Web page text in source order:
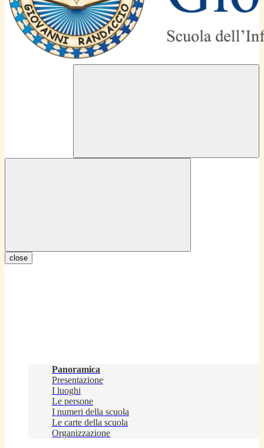
close
Panoramica
Presentazione
I luoghi
Le persone
I numeri della scuola
Le carte della scuola
Organizzazione